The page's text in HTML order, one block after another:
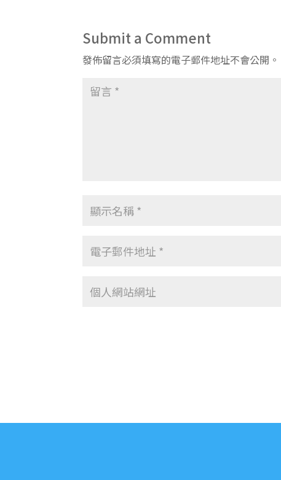
Submit a Comment
發佈留言必須填寫的電子郵件地址不會公開。